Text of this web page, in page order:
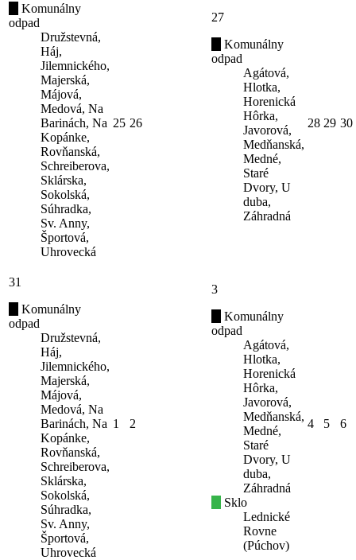
Komunálny
odpad
Družstevná,
Háj,
Jilemnického,
Majerská,
Májová,
Medová, Na
Barinách, Na
Kopánke,
Rovňanská,
Schreiberova,
Sklárska,
Sokolská,
Súhradka,
Sv. Anny,
Športová,
Uhrovecká
25 26
27
Komunálny
odpad
Agátová,
Hlotka,
Horenická
Hôrka,
Javorová,
Medňanská,
Medné,
Staré
Dvory, U
duba,
Záhradná
28 29 30
31
Komunálny
odpad
Družstevná,
Háj,
Jilemnického,
Majerská,
Májová,
Medová, Na
Barinách, Na
Kopánke,
Rovňanská,
Schreiberova,
Sklárska,
Sokolská,
Súhradka,
Sv. Anny,
Športová,
Uhrovecká
1 2
3
Komunálny
odpad
Agátová,
Hlotka,
Horenická
Hôrka,
Javorová,
Medňanská,
Medné,
Staré
Dvory, U
duba,
Záhradná
Sklo
Lednické
Rovne
(Púchov)
4 5 6